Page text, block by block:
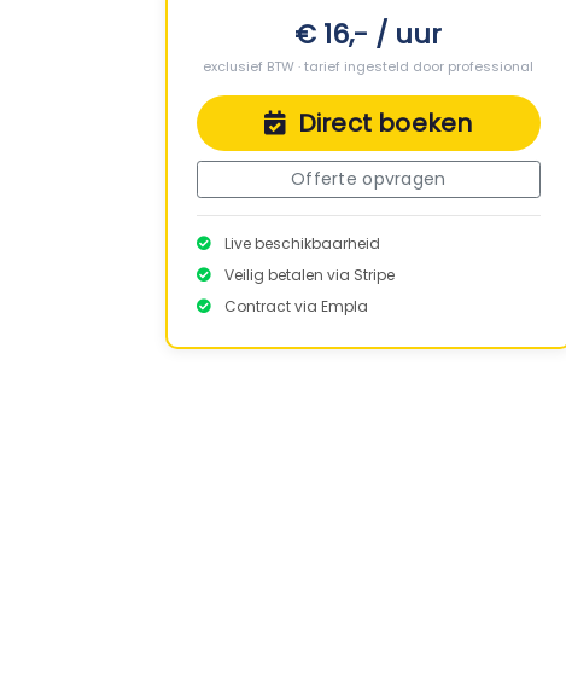
€ 16,- / uur
exclusief BTW · tarief ingesteld door professional
Direct boeken
Offerte opvragen
Live beschikbaarheid
Veilig betalen via Stripe
Contract via Empla